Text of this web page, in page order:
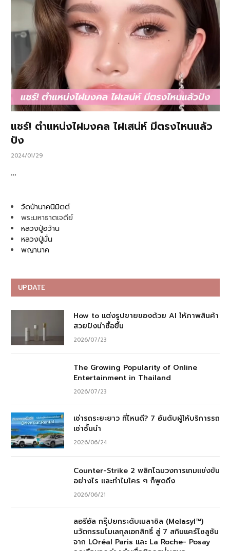
แชร์! ตำแหน่งไฝมงคล ไฝเสน่ห์ มีตรงไหนแล้ว
ปัง
2024/01/29
…
วัดป่านาคนิมิตต์
พระมหาธาตเจดีย์
หลวงปู่อว้าน
หลวงปู่มั่น
พญานาค
UPDATE
How to แต่งรูปขายของด้วย AI ให้ภาพสินค้า
สวยปังน่าซื้อขึ้น
2026/07/23
The Growing Popularity of Online
Entertainment in Thailand
2026/07/23
เช่ารถระยะยาว ที่ไหนดี? 7 อันดับผู้ให้บริการรถ
เช่าชั้นนำ
2026/06/24
Counter-Strike 2 พลิกโฉมวงการเกมแข่งขัน
อย่างไร และทำไมใคร ๆ ก็พูดถึง
2026/06/21
ลอรีอัล กรุ๊ปยกระดับเมลาซิล (Melasyl™)
นวัตกรรมโมเลกุลเอกสิทธิ์ สู่ 7 สกินแคร์โซลูชัน
จาก LOréal Paris และ La Roche- Posay